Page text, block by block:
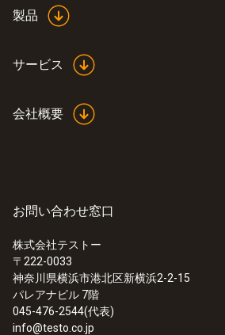
過電圧カテゴリ
直径
12 mm
最大電流
10 A
:0590 7601
testo 760-1 - デジタルマル
¥25,000
¥27,500
製品
サービス
会社概要
お問い合わせ窓口
株式会社テストー
〒222-0033
神奈川県横浜市港北区新横浜2-2-15
パレアナビル 7階
045-476-2544(代表)
info@testo.co.jp